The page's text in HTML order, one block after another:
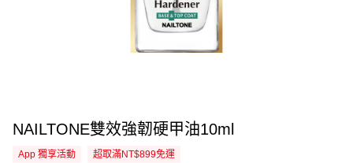
NAILTONE雙效強韌硬甲油10ml
App 獨享活動 超取滿NT$899免運